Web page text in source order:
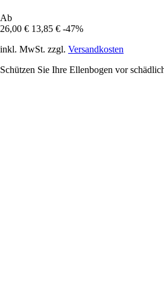
Ab
26,00 € 13,85 € -47%
inkl. MwSt. zzgl. Versandkosten
Schützen Sie Ihre Ellenbogen vor